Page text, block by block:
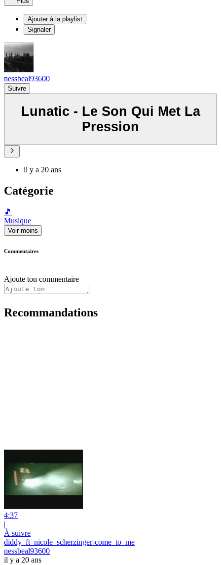
Ajouter à la playlist
Signaler
nessbeal93600
Suivre
Lunatic - Le Son Qui Met La
Pression
il y a 20 ans
Catégorie
🎵
Musique
Voir moins
Commentaires
Ajoute ton commentaire
Recommandations
4:37
|
À suivre
diddy_ft_nicole_scherzinger-come_to_me
nessbeal93600
il y a 20 ans